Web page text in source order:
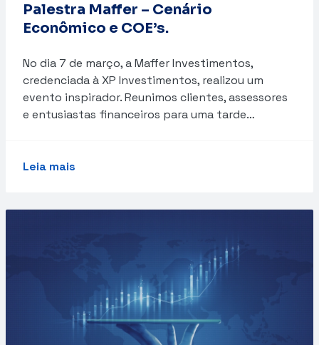
Palestra Maffer – Cenário
Econômico e COE’s.
No dia 7 de março, a Maffer Investimentos,
credenciada à XP Investimentos, realizou um
evento inspirador. Reunimos clientes, assessores
e entusiastas financeiros para uma tarde…
Leia mais